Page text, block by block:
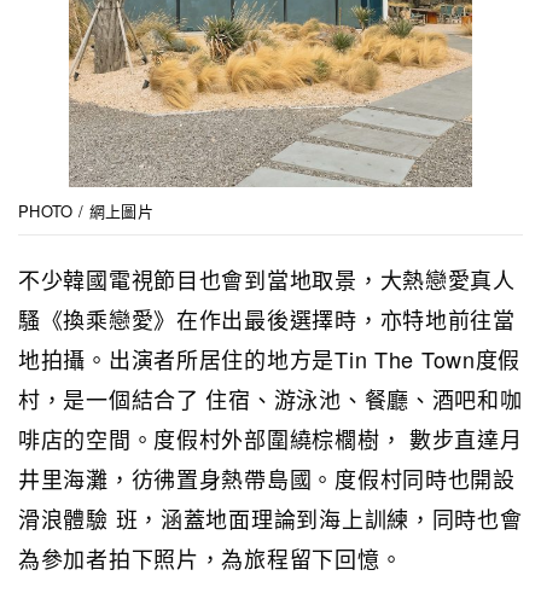
PHOTO / 網上圖片
不少韓國電視節目也會到當地取景，大熱戀愛真人
騷《換乘戀愛》在作出最後選擇時，亦特地前往當
地拍攝。出演者所居住的地方是Tin The Town度假
村，是一個結合了 住宿、游泳池、餐廳、酒吧和咖
啡店的空間。度假村外部圍繞棕櫚樹， 數步直達月
井里海灘，彷彿置身熱帶島國。度假村同時也開設
滑浪體驗 班，涵蓋地面理論到海上訓練，同時也會
為參加者拍下照片，為旅程留下回憶。